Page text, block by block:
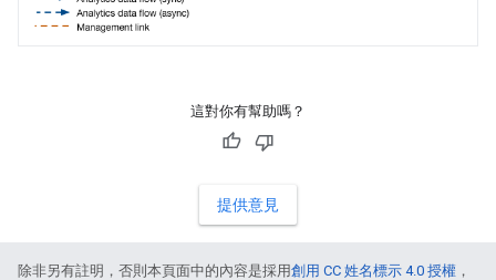
這對你有幫助嗎？
提供意見
除非另有註明，否則本頁面中的內容是採用創用 CC 姓名標示 4.0 授權 ，